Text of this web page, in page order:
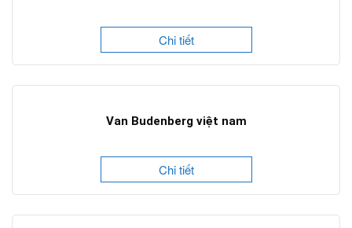
Chi tiết
Van Budenberg việt nam
Chi tiết